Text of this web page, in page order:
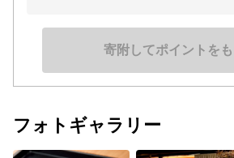
寄附してポイントを
フォトギャラリー